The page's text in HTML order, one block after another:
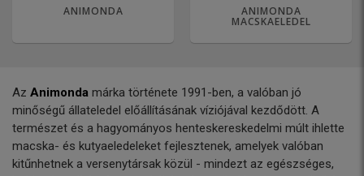
ANIMONDA ANIMONDA
MACSKAELEDEL
Az Animonda márka története 1991-ben, a valóban jó
minőségű állateledel előállításának víziójával kezdődött. A
természet és a hagyományos henteskereskedelmi múlt ihlette
macska- és kutyaeledeleket fejlesztenek, amelyek valóban
kitűnhetnek a versenytársak közül - mindezt az egészséges,